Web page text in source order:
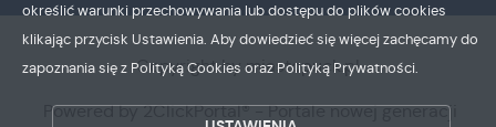
Copyright by miastopuck.pl
Powered by2ClickPortal®- Portale nowej generacji
określić warunki przechowywania lub dostępu do plików cookies
klikając przycisk Ustawienia. Aby dowiedzieć się więcej zachęcamy do
zapoznania się z Polityką Cookies oraz Polityką Prywatności.